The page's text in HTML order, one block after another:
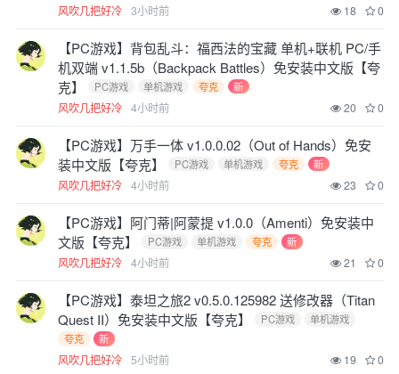
风吹几把好冷 3小时前 18 0
【PC游戏】背包乱斗：福西法的宝藏 单机+联机 PC/手
机双端 v1.1.5b（Backpack Battles）免安装中文版【夸
克】
PC游戏 单机游戏 夸克 新
风吹几把好冷 4小时前 20 0
【PC游戏】万手一体 v1.0.0.02（Out of Hands）免安
装中文版【夸克】
PC游戏 单机游戏 夸克 新
风吹几把好冷 4小时前 23 0
【PC游戏】阿门蒂|阿蒙提 v1.0.0（Amenti）免安装中
文版【夸克】
PC游戏 单机游戏 夸克 新
风吹几把好冷 4小时前 21 0
【PC游戏】泰坦之旅2 v0.5.0.125982 送修改器（Titan
Quest II）免安装中文版【夸克】
PC游戏
单机游戏
夸克
新
风吹几把好冷 5小时前 19 0